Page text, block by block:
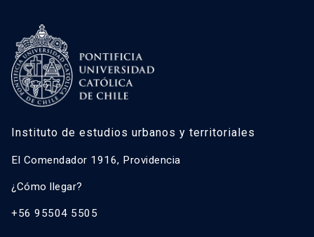
Instituto de estudios urbanos y territoriales
El Comendador 1916, Providencia
¿Cómo llegar?
+56 95504 5505